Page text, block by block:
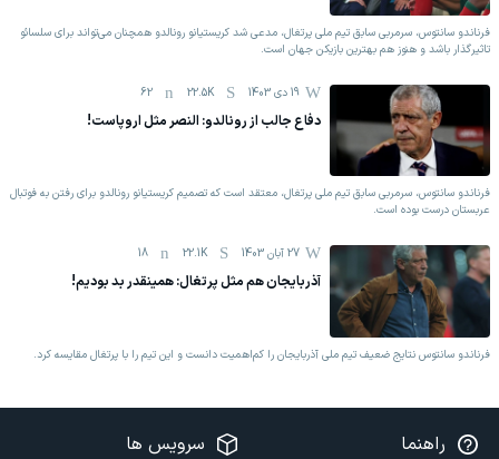
فرناندو سانتوس، سرمربی سابق تیم ملی پرتغال، مدعی شد کریستیانو رونالدو همچنان می‌تواند برای سلسائو
تاثیرگذار باشد و هنوز هم بهترین بازیکن جهان است.
19 دی 1403 22.5K
62
دفاع جالب از رونالدو: النصر مثل اروپاست!
فرناندو سانتوس، سرمربی سابق تیم ملی پرتغال، معتقد است که تصمیم کریستیانو رونالدو برای رفتن به فوتبال
عربستان درست بوده است.
27 آبان 1403 22.1K
18
آذربایجان هم مثل پرتغال: همینقدر بد بودیم!
فرناندو سانتوس نتایج ضعیف تیم ملی آذربایجان را کم‌اهمیت دانست و این تیم را با پرتغال مقایسه کرد.
راهنما سرویس ها